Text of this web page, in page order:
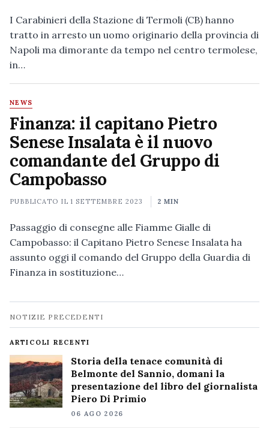
I Carabinieri della Stazione di Termoli (CB) hanno
tratto in arresto un uomo originario della provincia di
Napoli ma dimorante da tempo nel centro termolese,
in…
NEWS
Finanza: il capitano Pietro
Senese Insalata è il nuovo
comandante del Gruppo di
Campobasso
PUBBLICATO IL1 SETTEMBRE 2023 2 MIN
Passaggio di consegne alle Fiamme Gialle di
Campobasso: il Capitano Pietro Senese Insalata ha
assunto oggi il comando del Gruppo della Guardia di
Finanza in sostituzione…
Navigazione
notizie
NOTIZIE PRECEDENTI
ARTICOLI RECENTI
Storia della tenace comunità di
Belmonte del Sannio, domani la
presentazione del libro del giornalista
Piero Di Primio
06 AGO 2026